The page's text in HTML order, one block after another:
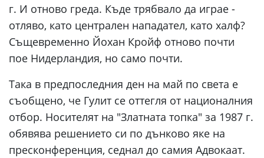
г. И отново греда. Къде трябвало да играе -
отляво, като централен нападател, като халф?
Същевременно Йохан Кройф отново почти
пое Нидерландия, но само почти.
Така в предпоследния ден на май по света е
съобщено, че Гулит се оттегля от националния
отбор. Носителят на "Златната топка" за 1987 г.
обявява решението си по дънково яке на
пресконференция, седнал до самия Адвокаат.